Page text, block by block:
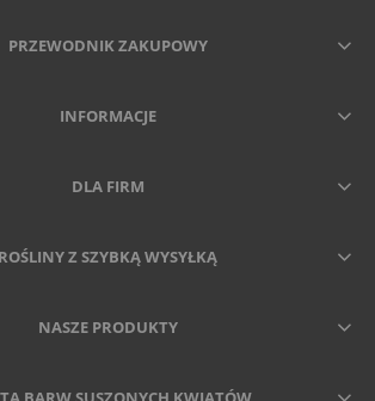
PRZEWODNIK ZAKUPOWY
INFORMACJE
DLA FIRM
ROŚLINY Z SZYBKĄ WYSYŁKĄ
NASZE PRODUKTY